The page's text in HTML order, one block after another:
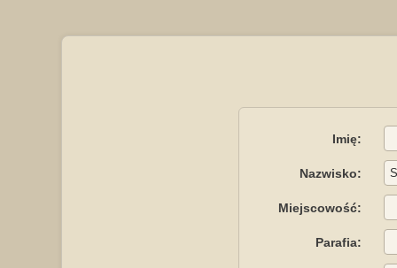
Imię:
Nazwisko:
Miejscowość:
Parafia: